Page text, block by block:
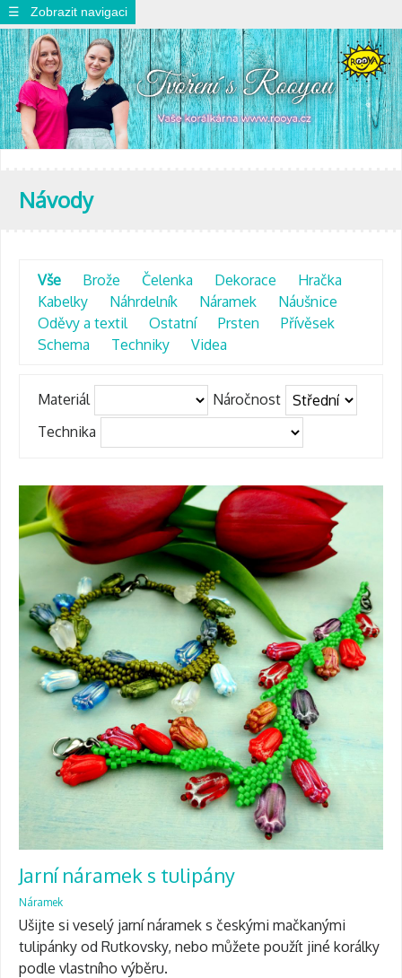
☰ Zobrazit navigaci
Návody
Vše Brože Čelenka Dekorace
Hračka
Kabelky
Náhrdelník Náramek
Náušnice
Oděvy a textil
Ostatní Prsten
Přívěsek
Schema
Techniky Videa
Materiál
Náročnost
Technika
Jarní náramek s tulipány
Náramek
Ušijte si veselý jarní náramek s českými mačkanými
tulipánky od Rutkovsky, nebo můžete použít jiné korálky
podle vlastního výběru.